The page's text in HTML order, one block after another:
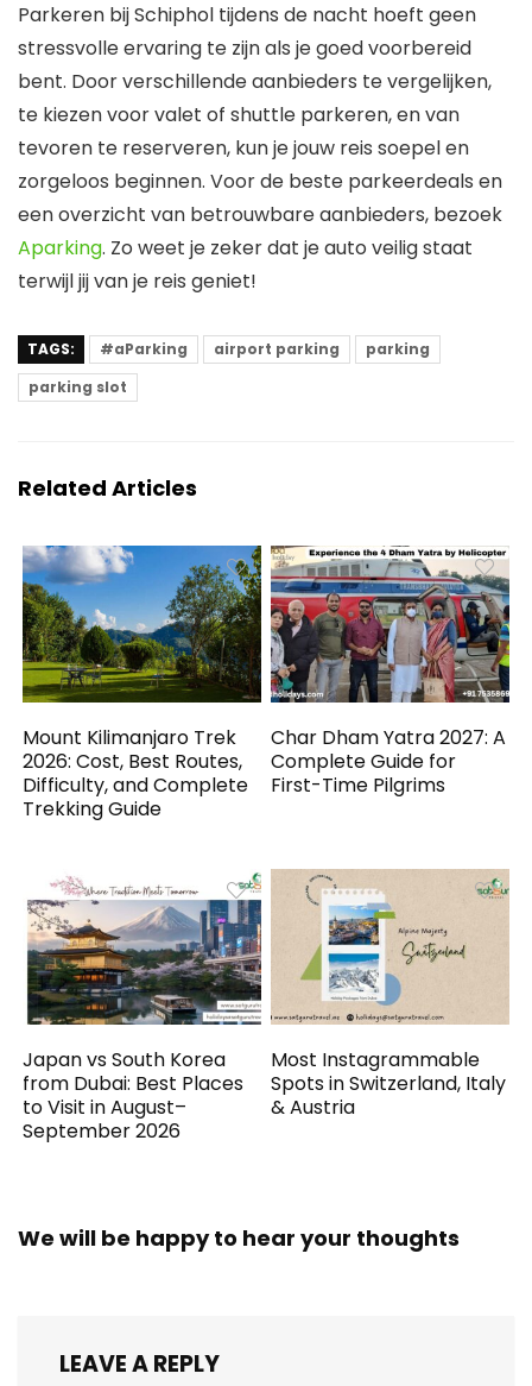
Parkeren bij Schiphol tijdens de nacht hoeft geen
stressvolle ervaring te zijn als je goed voorbereid
bent. Door verschillende aanbieders te vergelijken,
te kiezen voor valet of shuttle parkeren, en van
tevoren te reserveren, kun je jouw reis soepel en
zorgeloos beginnen. Voor de beste parkeerdeals en
een overzicht van betrouwbare aanbieders, bezoek
Aparking. Zo weet je zeker dat je auto veilig staat
terwijl jij van je reis geniet!
TAGS: #aParking airport parking
parking
parking slot
Related Articles
Mount Kilimanjaro Trek
2026: Cost, Best Routes,
Difficulty, and Complete
Trekking Guide
Char Dham Yatra 2027: A
Complete Guide for
First-Time Pilgrims
Japan vs South Korea
from Dubai: Best Places
to Visit in August–
September 2026
Most Instagrammable
Spots in Switzerland, Italy
& Austria
We will be happy to hear your thoughts
LEAVE A REPLY